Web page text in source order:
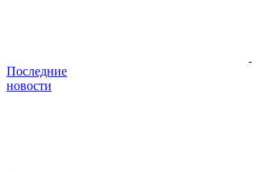
Последние
новости